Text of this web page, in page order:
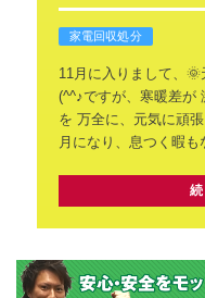
家電回収処分
11月に入りまして、
(^^♪ですが、寒暖差が
を 万全に、元気に頑
月になり、息つく暇も